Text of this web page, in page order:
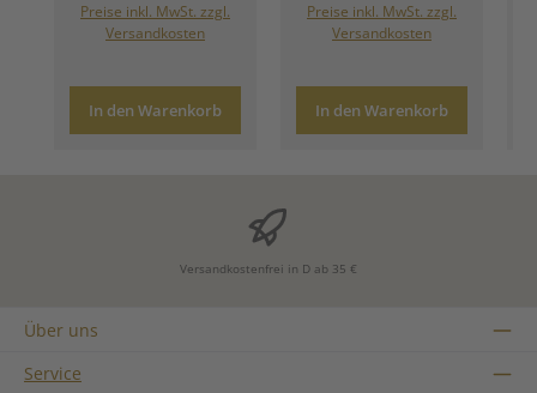
Preise inkl. MwSt. zzgl.
Versandkosten
In den Warenkorb
Preise inkl. MwSt. zzgl.
Versandkosten
In den Warenkorb
Versandkostenfrei in D ab 35 €
Über uns
Service